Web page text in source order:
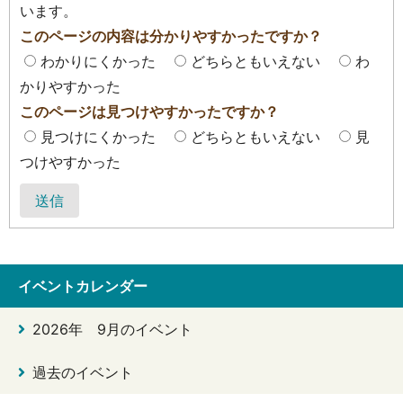
います。
このページの内容は分かりやすかったですか？
わかりにくかった
どちらともいえない
わ
かりやすかった
このページは見つけやすかったですか？
見つけにくかった
どちらともいえない
見
つけやすかった
送信
イベントカレンダー
2026年 9月のイベント
過去のイベント